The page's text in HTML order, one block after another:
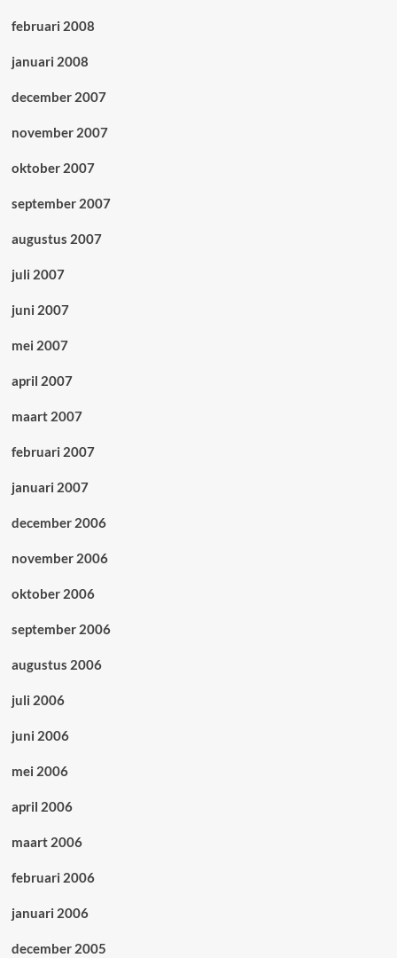
februari 2008
januari 2008
december 2007
november 2007
oktober 2007
september 2007
augustus 2007
juli 2007
juni 2007
mei 2007
april 2007
maart 2007
februari 2007
januari 2007
december 2006
november 2006
oktober 2006
september 2006
augustus 2006
juli 2006
juni 2006
mei 2006
april 2006
maart 2006
februari 2006
januari 2006
december 2005